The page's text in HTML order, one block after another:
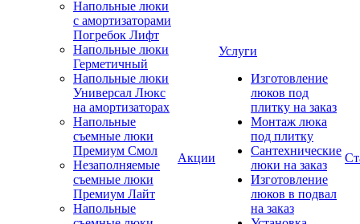
Напольные люки
с амортизаторами
Погребок Лифт
Напольные люки
Герметичный
Напольные люки
Универсал Люкс
на амортизаторах
Напольные
съемные люки
Премиум Смол
Незаполняемые
съемные люки
Премиум Лайт
Напольные
Акции
Услуги
Изготовление
люков под
плитку на заказ
Монтаж люка
под плитку
Сантехнические
люки на заказ
Изготовление
люков в подвал
на заказ